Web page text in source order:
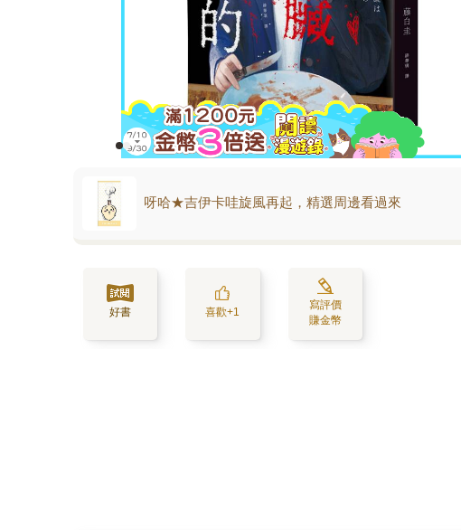
呀哈★吉伊卡哇旋風再起，精選周邊看過來
好書 喜歡+1
寫評價
賺金幣